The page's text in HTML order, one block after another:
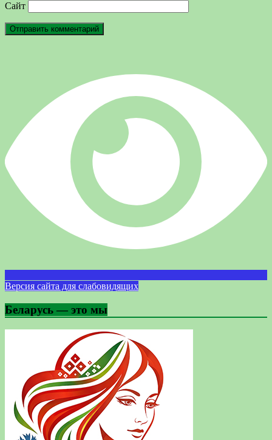
Сайт
Версия сайта для слабовидящих
Беларусь — это мы